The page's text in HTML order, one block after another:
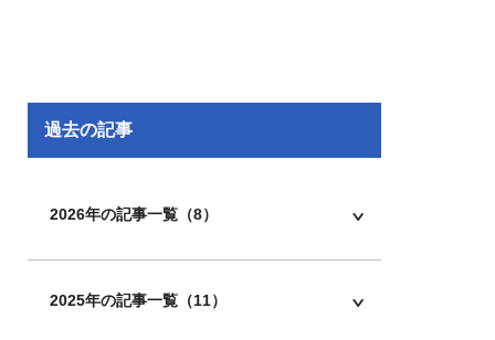
過去の記事
2026年の記事一覧（8）
2025年の記事一覧（11）